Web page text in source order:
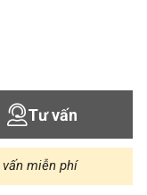
Tư vấn
miễn phí